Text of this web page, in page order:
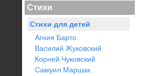
Стихи
Стихи для детей
Агния Барто
Василий Жуковский
Корней Чуковский
Самуил Маршак